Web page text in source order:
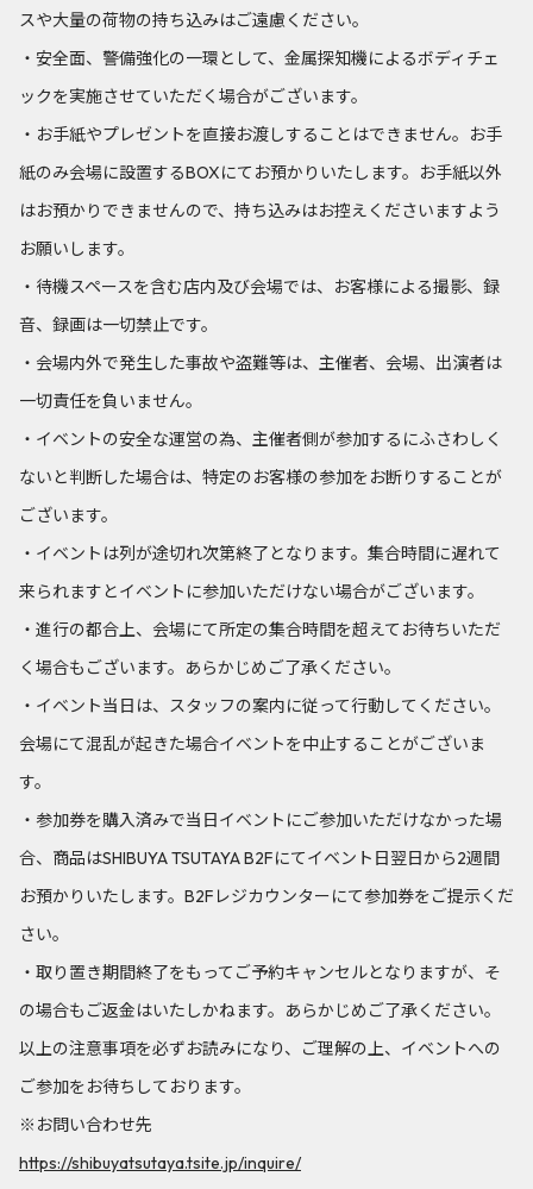
スや大量の荷物の持ち込みはご遠慮ください。
・安全面、警備強化の一環として、金属探知機によるボディチェ
ックを実施させていただく場合がございます。
・お手紙やプレゼントを直接お渡しすることはできません。お手
紙のみ会場に設置するBOXにてお預かりいたします。お手紙以外
はお預かりできませんので、持ち込みはお控えくださいますよう
お願いします。
・待機スペースを含む店内及び会場では、お客様による撮影、録
音、録画は一切禁止です。
・会場内外で発生した事故や盗難等は、主催者、会場、出演者は
一切責任を負いません。
・イベントの安全な運営の為、主催者側が参加するにふさわしく
ないと判断した場合は、特定のお客様の参加をお断りすることが
ございます。
・イベントは列が途切れ次第終了となります。集合時間に遅れて
来られますとイベントに参加いただけない場合がございます。
・進行の都合上、会場にて所定の集合時間を超えてお待ちいただ
く場合もございます。あらかじめご了承ください。
・イベント当日は、スタッフの案内に従って行動してください。
会場にて混乱が起きた場合イベントを中止することがございま
す。
・参加券を購入済みで当日イベントにご参加いただけなかった場
合、商品はSHIBUYA TSUTAYA B2Fにてイベント日翌日から2週間
お預かりいたします。B2Fレジカウンターにて参加券をご提示くだ
さい。
・取り置き期間終了をもってご予約キャンセルとなりますが、そ
の場合もご返金はいたしかねます。あらかじめご了承ください。
以上の注意事項を必ずお読みになり、ご理解の上、イベントへの
ご参加をお待ちしております。
※お問い合わせ先
https://shibuyatsutaya.tsite.jp/inquire/